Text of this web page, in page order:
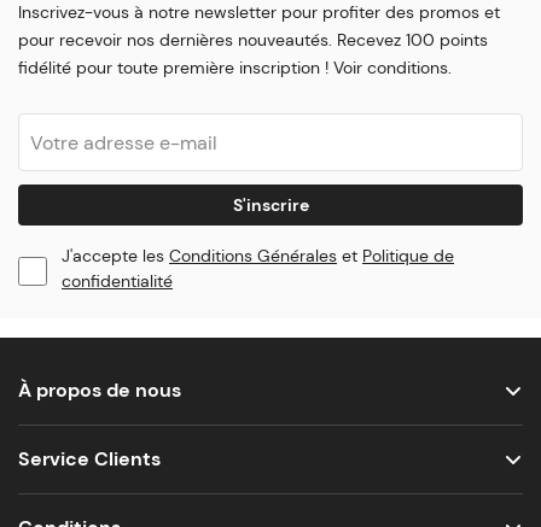
Inscrivez-vous à notre newsletter pour profiter des promos et
pour recevoir nos dernières nouveautés. Recevez 100 points
fidélité pour toute première inscription ! Voir conditions.
S'inscrire
J'accepte les Conditions Générales et Politique de
confidentialité
À propos de nous
Service Clients